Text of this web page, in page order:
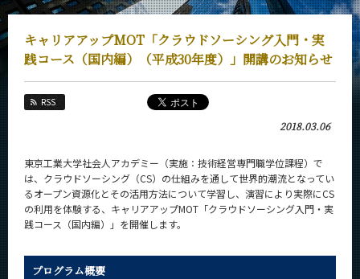
キャリアアップMOT「クラウドソーシング入門・実
践コース（国内編）（平成30年度）」開講のお知らせ
RSS
2018.03.06
東京工業大学社会人アカデミー（実施：技術経営専門職学位課程）で
は、クラウドソーシング（CS）の仕組みを通して世界的潮流となってい
るオープン資源化とその活用方法について学習し、演習により実際にCS
の利用を体験する、キャリアアップMOT「クラウドソーシング入門・実
践コース（国内編）」を開催します。
プログラム概要
About Us
教育
Education
教員・研究室
Faculty and Laboratories
入学案内
Admissions
技術経営専門職学位課程 / イノベーション科学系 News
News
News 一覧